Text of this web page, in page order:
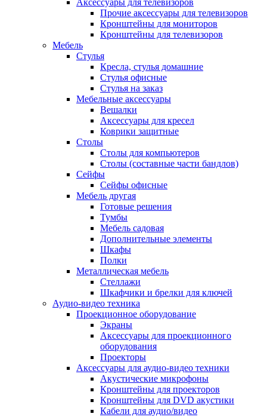
Аксессуары для телевизоров
Прочие аксессуары для телевизоров
Кронштейны для мониторов
Кронштейны для телевизоров
Мебель
Стулья
Кресла, стулья домашние
Стулья офисные
Стулья на заказ
Мебельные аксессуары
Вешалки
Аксессуары для кресел
Коврики защитные
Столы
Столы для компьютеров
Столы (составные части бандлов)
Сейфы
Сейфы офисные
Мебель другая
Готовые решения
Тумбы
Мебель садовая
Дополнительные элементы
Шкафы
Полки
Металлическая мебель
Стеллажи
Шкафчики и брелки для ключей
Аудио-видео техника
Проекционное оборудование
Экраны
Аксессуары для проекционного
оборудования
Проекторы
Аксессуары для аудио-видео техники
Акустические микрофоны
Кронштейны для проекторов
Кронштейны для DVD акустики
Кабели для аудио/видео